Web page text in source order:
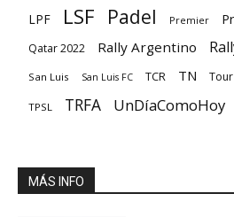
LPF LSF Padel Premier
Qatar 2022 Rally Argentino
San Luis San Luis FC TCR TN
TPSL TRFA UnDíaComoHoy
MÁS INFO